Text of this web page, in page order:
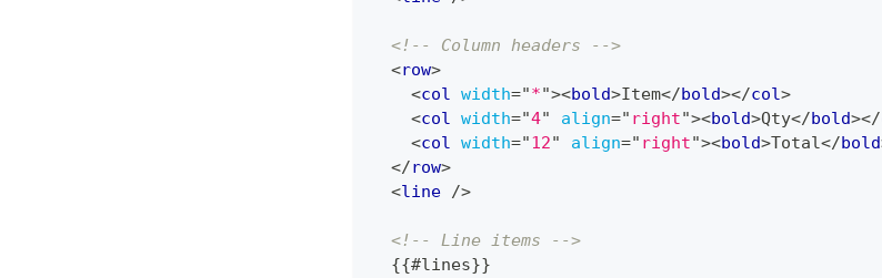
<!-- Column headers -->
<row>
<col width="*"><bold>Item</bold></col>
<col width="4" align=" right"><bold>Qty</bold></
<col width="12" align=" right"><bold>Total</bold
</row>
<line />
<!-- Line items -->
  {{#lines}}